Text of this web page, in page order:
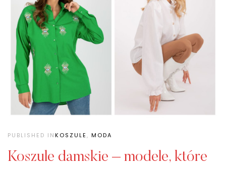
PUBLISHED INKOSZULE, MODA
Koszule damskie – modele, które